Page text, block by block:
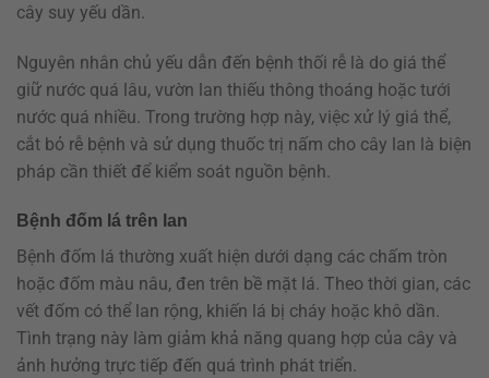
cây suy yếu dần.
Nguyên nhân chủ yếu dẫn đến bệnh thối rễ là do giá thể
giữ nước quá lâu, vườn lan thiếu thông thoáng hoặc tưới
nước quá nhiều. Trong trường hợp này, việc xử lý giá thể,
cắt bỏ rễ bệnh và sử dụng thuốc trị nấm cho cây lan là biện
pháp cần thiết để kiểm soát nguồn bệnh.
Bệnh đốm lá trên lan
Bệnh đốm lá thường xuất hiện dưới dạng các chấm tròn
hoặc đốm màu nâu, đen trên bề mặt lá. Theo thời gian, các
vết đốm có thể lan rộng, khiến lá bị cháy hoặc khô dần.
Tình trạng này làm giảm khả năng quang hợp của cây và
ảnh hưởng trực tiếp đến quá trình phát triển.